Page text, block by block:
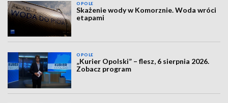
OPOLE
Skażenie wody w Komorznie. Woda wróci
etapami
OPOLE
„Kurier Opolski” – flesz, 6 sierpnia 2026.
Zobacz program